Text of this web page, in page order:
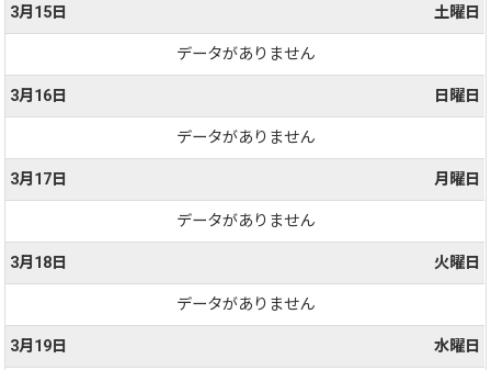
3月15日 土曜日
データがありません
3月16日 日曜日
データがありません
3月17日 月曜日
データがありません
3月18日 火曜日
データがありません
3月19日 水曜日